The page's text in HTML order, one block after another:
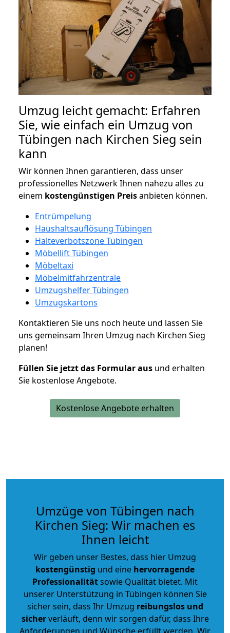
Umzug leicht gemacht: Erfahren
Sie, wie einfach ein Umzug von
Tübingen nach Kirchen Sieg sein
kann
Wir können Ihnen garantieren, dass unser
professionelles Netzwerk Ihnen nahezu alles zu
einem kostengünstigen Preisanbieten können.
Entrümpelung
Haushaltsauflösung Tübingen
Halteverbotszone Tübingen
Möbellift Tübingen
Möbeltaxi
Möbelmitfahrzentrale
Umzugshelfer Tübingen
Umzugskartons
Kontaktieren Sie uns noch heute und lassen Sie
uns gemeinsam Ihren Umzug nach Kirchen Sieg
planen!
Füllen Sie jetzt das Formular aus und erhalten
Sie kostenlose Angebote.
Kostenlose Angebote erhalten
Umzüge von Tübingen nach
Kirchen Sieg: Wir machen es
Ihnen leicht
Wir geben unser Bestes, dass hier Umzug
kostengünstig und eine hervorragende
Professionalitätsowie Qualität bietet. Mit
unserer Unterstützung in Tübingen können Sie
sicher sein, dass Ihr Umzug reibungslos und
sicherverläuft, denn wir sorgen dafür, dass Ihre
Anforderungen und Wünsche erfüllt werden. Wir